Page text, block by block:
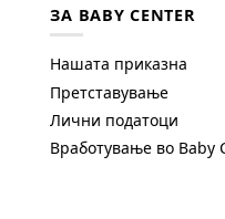
ЗА BABY CENTER
Нашата приказна
Претставување
Лични податоци
Вработување во Baby